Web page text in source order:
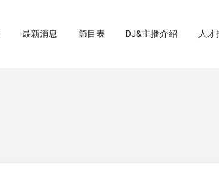
最新消息 節目表 DJ&主播介紹 人才